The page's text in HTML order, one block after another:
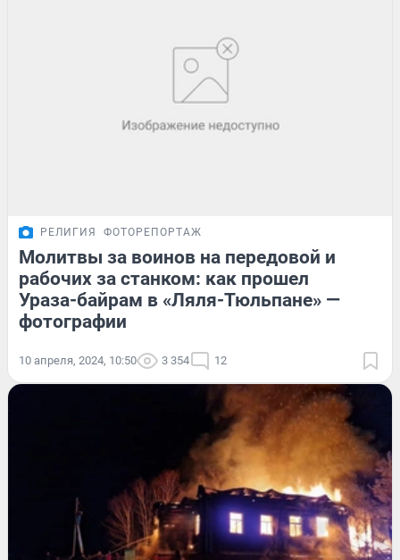
РЕЛИГИЯ ФОТОРЕПОРТАЖ
Молитвы за воинов на передовой и
рабочих за станком: как прошел
Ураза-байрам в «Ляля-Тюльпане» —
фотографии
10 апреля, 2024, 10:50 3 354 12